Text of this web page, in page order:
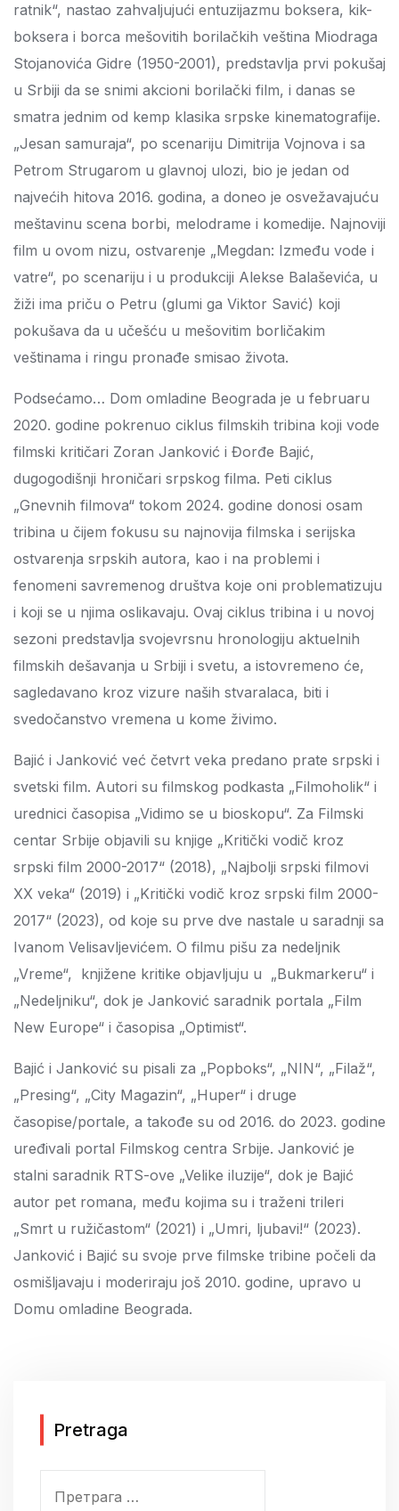
ratnik“, nastao zahvaljujući entuzijazmu boksera, kik-
boksera i borca mešovitih borilačkih veština Miodraga
Stojanovića Gidre (1950-2001), predstavlja prvi pokušaj
u Srbiji da se snimi akcioni borilački film, i danas se
smatra jednim od kemp klasika srpske kinematografije.
„Jesan samuraja“, po scenariju Dimitrija Vojnova i sa
Petrom Strugarom u glavnoj ulozi, bio je jedan od
najvećih hitova 2016. godina, a doneo je osvežavajuću
meštavinu scena borbi, melodrame i komedije. Najnoviji
film u ovom nizu, ostvarenje „Megdan: Između vode i
vatre“, po scenariju i u produkciji Alekse Balaševića, u
žiži ima priču o Petru (glumi ga Viktor Savić) koji
pokušava da u učešću u mešovitim borličakim
veštinama i ringu pronađe smisao života.
Podsećamo… Dom omladine Beograda je u februaru
2020. godine pokrenuo ciklus filmskih tribina koji vode
filmski kritičari Zoran Janković i Đorđe Bajić,
dugogodišnji hroničari srpskog filma. Peti ciklus
„Gnevnih filmova“ tokom 2024. godine donosi osam
tribina u čijem fokusu su najnovija filmska i serijska
ostvarenja srpskih autora, kao i na problemi i
fenomeni savremenog društva koje oni problematizuju
i koji se u njima oslikavaju. Ovaj ciklus tribina i u novoj
sezoni predstavlja svojevrsnu hronologiju aktuelnih
filmskih dešavanja u Srbiji i svetu, a istovremeno će,
sagledavano kroz vizure naših stvaralaca, biti i
svedočanstvo vremena u kome živimo.
Bajić i Janković već četvrt veka predano prate srpski i
svetski film. Autori su filmskog podkasta „Filmoholik“ i
urednici časopisa „Vidimo se u bioskopu“. Za Filmski
centar Srbije objavili su knjige „Kritički vodič kroz
srpski film 2000-2017“ (2018), „Najbolji srpski filmovi
XX veka“ (2019) i „Kritički vodič kroz srpski film 2000-
2017“ (2023), od koje su prve dve nastale u saradnji sa
Ivanom Velisavljevićem. O filmu pišu za nedeljnik
„Vreme“, knjižene kritike objavljuju u „Bukmarkeru“ i
„Nedeljniku“, dok je Janković saradnik portala „Film
New Europe“ i časopisa „Optimist“.
Bajić i Janković su pisali za „Popboks“, „NIN“, „Filaž“,
„Presing“, „City Magazin“, „Huper“ i druge
časopise/portale, a takođe su od 2016. do 2023. godine
uređivali portal Filmskog centra Srbije. Janković je
stalni saradnik RTS-ove „Velike iluzije“, dok je Bajić
autor pet romana, među kojima su i traženi trileri
„Smrt u ružičastom“ (2021) i „Umri, ljubavi!“ (2023).
Janković i Bajić su svoje prve filmske tribine počeli da
osmišljavaju i moderiraju još 2010. godine, upravo u
Domu omladine Beograda.
Pretraga